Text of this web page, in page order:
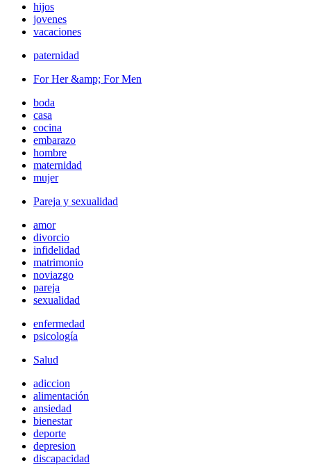
hijos
jovenes
vacaciones
paternidad
For Her &amp; For Men
boda
casa
cocina
embarazo
hombre
maternidad
mujer
Pareja y sexualidad
amor
divorcio
infidelidad
matrimonio
noviazgo
pareja
sexualidad
enfermedad
psicología
Salud
adiccion
alimentación
ansiedad
bienestar
deporte
depresion
discapacidad